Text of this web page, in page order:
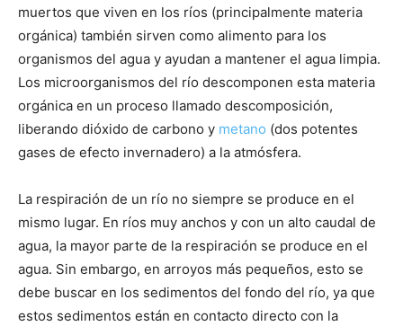
muertos que viven en los ríos (principalmente materia
orgánica) también sirven como alimento para los
organismos del agua y ayudan a mantener el agua limpia.
Los microorganismos del río descomponen esta materia
orgánica en un proceso llamado descomposición,
liberando dióxido de carbono y metano (dos potentes
gases de efecto invernadero) a la atmósfera.
La respiración de un río no siempre se produce en el
mismo lugar. En ríos muy anchos y con un alto caudal de
agua, la mayor parte de la respiración se produce en el
agua. Sin embargo, en arroyos más pequeños, esto se
debe buscar en los sedimentos del fondo del río, ya que
estos sedimentos están en contacto directo con la